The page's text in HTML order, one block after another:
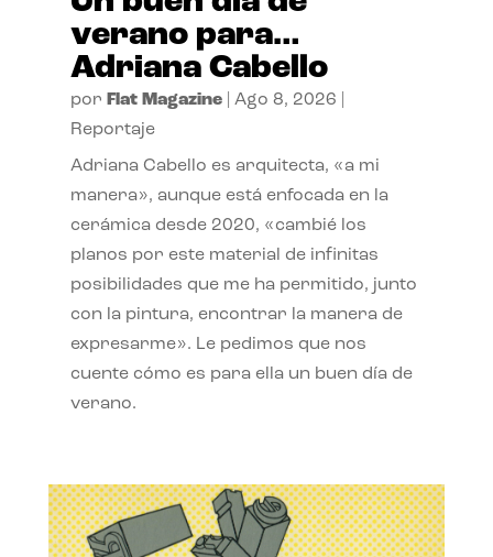
verano para…
Adriana Cabello
por Flat Magazine| Ago 8, 2026
Reportaje
Adriana Cabello es arquitecta, «a mi
manera», aunque está enfocada en la
cerámica desde 2020, «cambié los
planos por este material de infinitas
posibilidades que me ha permitido, junto
con la pintura, encontrar la manera de
expresarme». Le pedimos que nos
cuente cómo es para ella un buen día de
verano.